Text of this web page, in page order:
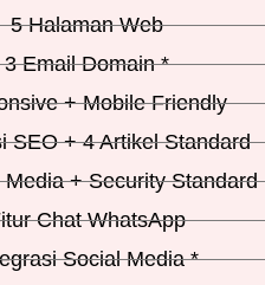
5 Halaman Web
3 Email Domain *
+ Mobile Friendly
SEO + 4 Artikel Standard
Media + Security Standard
Chat WhatsApp
Social Media *